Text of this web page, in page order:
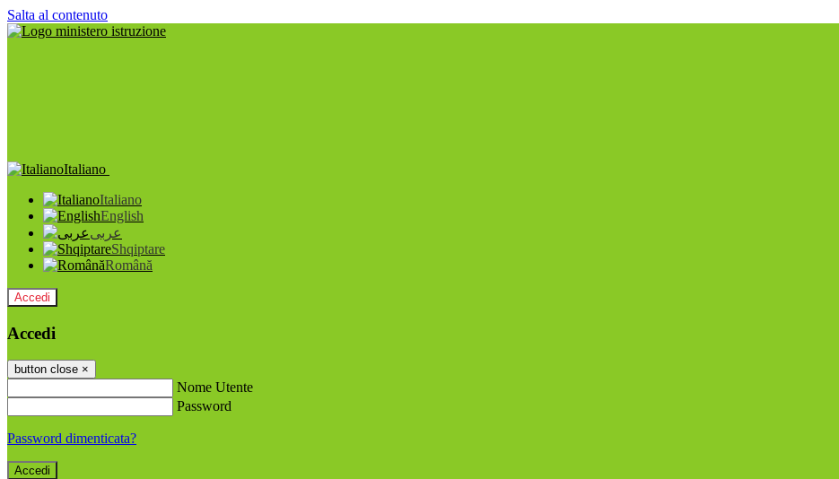
Salta al contenuto
Italiano
Italiano
English
عربى
Shqiptare
Română
Accedi
Accedi
button close ×
Nome Utente
Password
Password dimenticata?